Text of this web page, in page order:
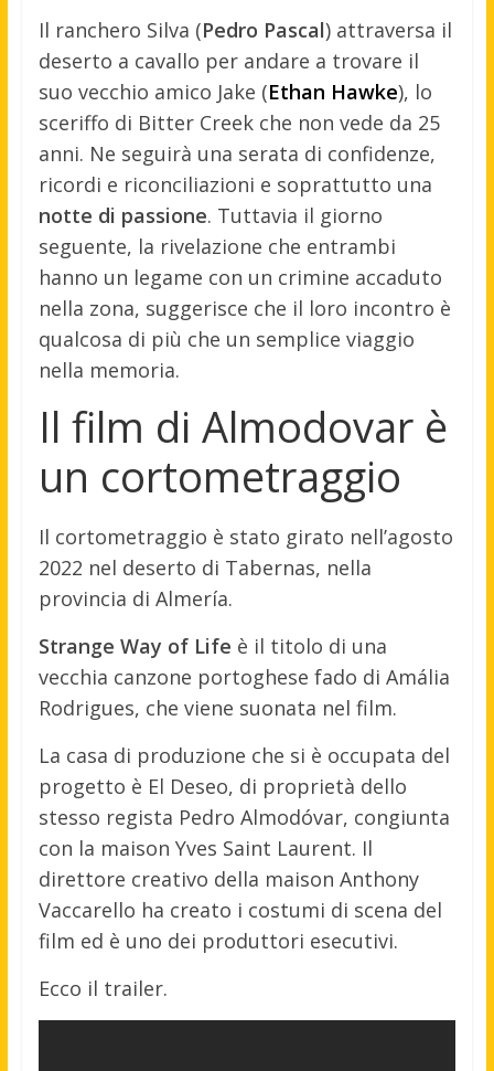
Il ranchero Silva (Pedro Pascal) attraversa il
deserto a cavallo per andare a trovare il
suo vecchio amico Jake (Ethan Hawke), lo
sceriffo di Bitter Creek che non vede da 25
anni. Ne seguirà una serata di confidenze,
ricordi e riconciliazioni e soprattutto una
notte di passione. Tuttavia il giorno
seguente, la rivelazione che entrambi
hanno un legame con un crimine accaduto
nella zona, suggerisce che il loro incontro è
qualcosa di più che un semplice viaggio
nella memoria.
Il film di Almodovar è
un cortometraggio
Il cortometraggio è stato girato nell’agosto
2022 nel deserto di Tabernas, nella
provincia di Almería.
Strange Way of Life è il titolo di una
vecchia canzone portoghese fado di Amália
Rodrigues, che viene suonata nel film.
La casa di produzione che si è occupata del
progetto è El Deseo, di proprietà dello
stesso regista Pedro Almodóvar, congiunta
con la maison Yves Saint Laurent. Il
direttore creativo della maison Anthony
Vaccarello ha creato i costumi di scena del
film ed è uno dei produttori esecutivi.
Ecco il trailer.